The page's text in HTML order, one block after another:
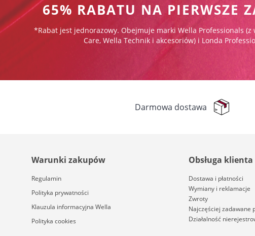
65% RABATU NA PIERWSZE
*Rabat jest jednorazowy. Obejmuje marki Wella Professionals (z
Care, Wella Technik i akcesoriów) i Londa
Darmowa dostawa
Warunki zakupów
Regulamin
Polityka prywatności
Klauzula informacyjna Wella
Polityka cookies
Obsługa klienta
Dostawa i płatności
Wymiany i reklamacje
Zwroty
Najczęściej zadawane
Działalność